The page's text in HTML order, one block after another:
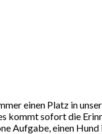
einen Platz in
kommt sofort die
Aufgabe, einen